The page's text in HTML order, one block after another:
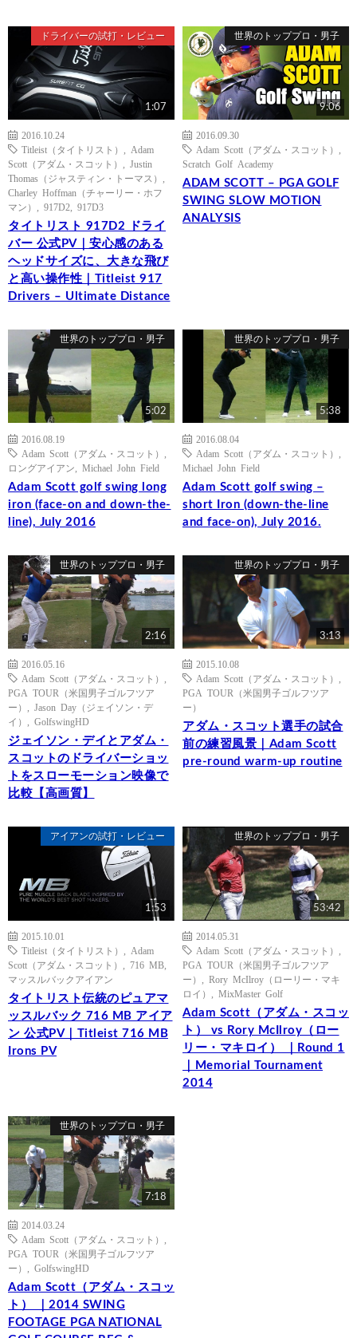
ドライバーの試打・レビュー
1:07
2016.10.24
Titleist（タイトリスト）
Adam
Scott（アダム・スコット）
Justin
Thomas（ジャスティン・トーマス）
Charley Hoffman（チャーリー・ホフ
マン）
917D2 917D3
タイトリスト 917D2 ドライ
バー 公式PV｜安心感のある
ヘッドサイズに、大きな飛び
と高い操作性｜Titleist 917
Drivers – Ultimate Distance
世界のトッププロ・男子
9:06
2016.09.30
Adam Scott（アダム・スコット）
Scratch Golf Academy
ADAM SCOTT – PGA GOLF
SWING SLOW MOTION
ANALYSIS
世界のトッププロ・男子
5:02
2016.08.19
Adam Scott（アダム・スコット）
ロングアイアン
Michael John Field
Adam Scott golf swing long
iron (face-on and down-the-
line), July 2016
世界のトッププロ・男子
5:38
2016.08.04
Adam Scott（アダム・スコット）
Michael John Field
Adam Scott golf swing –
short Iron (down-the-line
and face-on), July 2016.
世界のトッププロ・男子
2:16
2016.05.16
Adam Scott（アダム・スコット）
PGA TOUR（米国男子ゴルフツア
ー）
Jason Day（ジェイソン・デ
イ）
GolfswingHD
ジェイソン・デイとアダム・
スコットのドライバーショッ
トをスローモーション映像で
比較【高画質】
世界のトッププロ・男子
3:13
2015.10.08
Adam Scott（アダム・スコット）
PGA TOUR（米国男子ゴルフツア
ー）
アダム・スコット選手の試合
前の練習風景｜Adam Scott
pre-round warm-up routine
アイアンの試打・レビュー
1:53
2015.10.01
Titleist（タイトリスト）
Adam
Scott（アダム・スコット）
716 MB
マッスルバックアイアン
タイトリスト伝統のピュアマ
ッスルバック 716 MB アイア
ン 公式PV｜Titleist 716 MB
Irons PV
世界のトッププロ・男子
53:42
2014.05.31
Adam Scott（アダム・スコット）
PGA TOUR（米国男子ゴルフツア
ー）
Rory McIlroy（ローリー・マキ
ロイ）
MixMaster Golf
Adam Scott（アダム・スコッ
ト） vs Rory McIlroy（ロー
リー・マキロイ） ｜Round 1
｜Memorial Tournament
2014
世界のトッププロ・男子
7:18
2014.03.24
Adam Scott（アダム・スコット）
PGA TOUR（米国男子ゴルフツア
ー）
GolfswingHD
Adam Scott（アダム・スコッ
ト） ｜2014 SWING
FOOTAGE PGA NATIONAL